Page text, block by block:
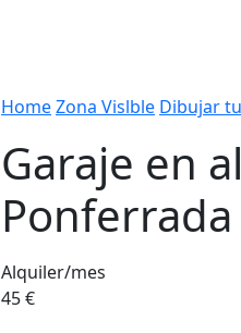
HomeZona Vislble Dibujar
Garaje en
Ponferrada
Alquiler/mes
45 €